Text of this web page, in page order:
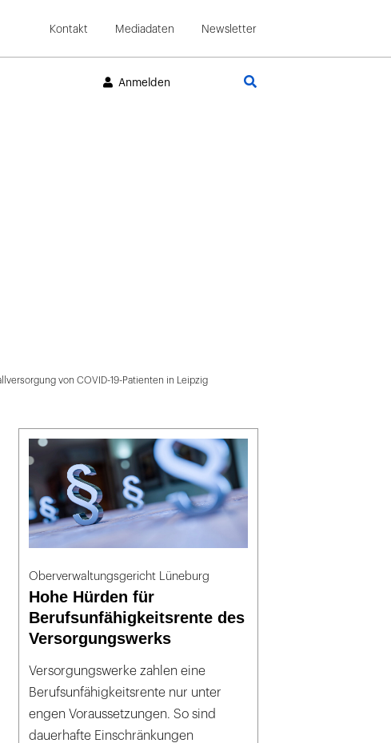
Kontakt Mediadaten Newsletter
Anmelden
von COVID-19-Patienten in Leipzig
Oberverwaltungsgericht Lüneburg
Hohe Hürden für
Berufsunfähigkeitsrente des
Versorgungswerks
Versorgungswerke zahlen eine
Berufsunfähigkeitsrente nur unter
engen Voraussetzungen. So sind
dauerhafte Einschränkungen